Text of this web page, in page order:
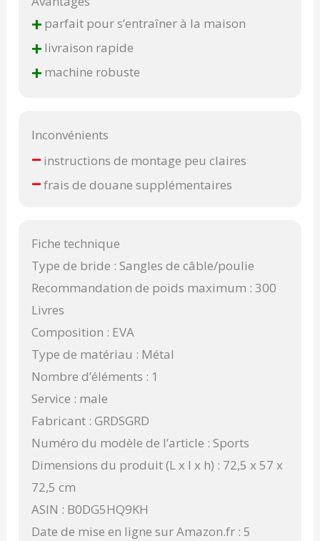
+ parfait pour s’entraîner à la maison
+ livraison rapide
+ machine robuste
Inconvénients
– instructions de montage peu claires
–frais de douane supplémentaires
Fiche technique
Type de bride : Sangles de câble/poulie
Recommandation de poids maximum : 300
Livres
Composition : EVA
Type de matériau : Métal
Nombre d’éléments : 1
Service : male
Fabricant : GRDSGRD
Numéro du modèle de l’article : Sports
Dimensions du produit (L x l x h) : 72,5 x 57 x
72,5 cm
ASIN : B0DG5HQ9KH
Date de mise en ligne sur Amazon.fr : 5